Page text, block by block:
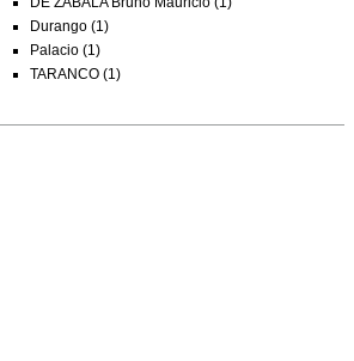
Durango (1)
Palacio (1)
TARANCO (1)